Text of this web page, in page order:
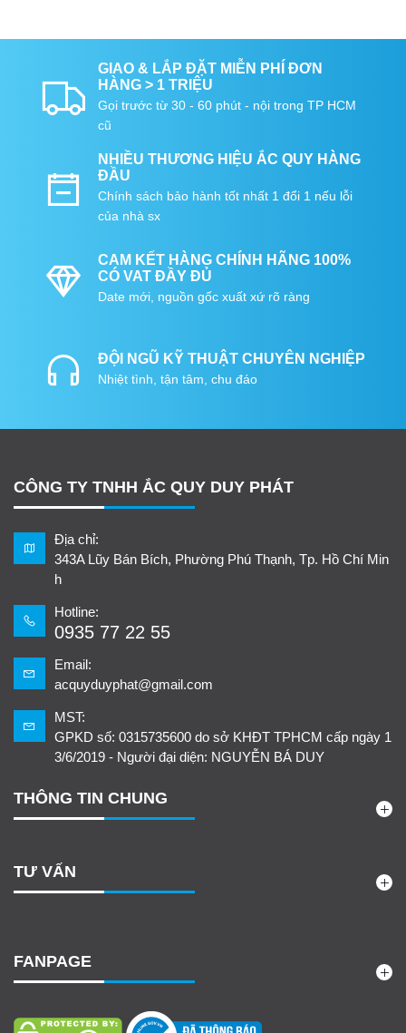
GIAO & LẮP ĐẶT MIỄN PHÍ ĐƠN
HÀNG > 1 TRIỆU
Gọi trước từ 30 - 60 phút - nội trong TP HCM
cũ
NHIỀU THƯƠNG HIỆU ẮC QUY HÀNG
ĐẦU
Chính sách bảo hành tốt nhất 1 đổi 1 nếu lỗi
của nhà sx
CAM KẾT HÀNG CHÍNH HÃNG 100%
CÓ VAT ĐẦY ĐỦ
Date mới, nguồn gốc xuất xứ rõ ràng
ĐỘI NGŨ KỸ THUẬT CHUYÊN NGHIỆP
Nhiệt tình, tận tâm, chu đáo
CÔNG TY TNHH ẮC QUY DUY PHÁT
Địa chỉ:
343A Lũy Bán Bích, Phường Phú Thạnh, Tp. Hồ Chí Min
h
Hotline:
0935 77 22 55
Email:
acquyduyphat@gmail.com
MST:
GPKD số: 0315735600 do sở KHĐT TPHCM cấp ngày 1
3/6/2019 - Người đại diện: NGUYỄN BÁ DUY
THÔNG TIN CHUNG
TƯ VẤN
FANPAGE